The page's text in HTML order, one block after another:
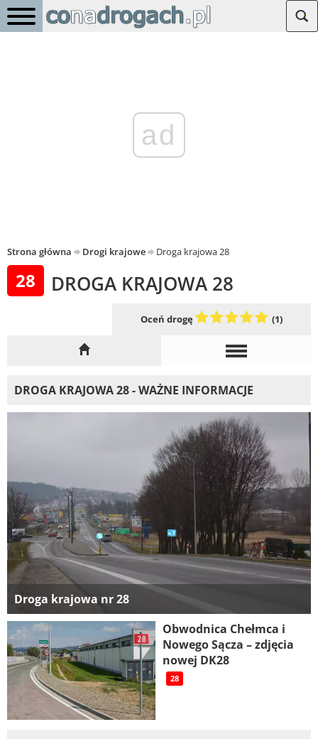
ad
Strona główna Drogi krajowe Droga krajowa 28
28 DROGA KRAJOWA 28
Oceń drogę (1)
DROGA KRAJOWA 28 - WAŻNE INFORMACJE
Droga krajowa nr 28
Obwodnica Chełmca i
Nowego Sącza – zdjęcia
nowej DK28
28